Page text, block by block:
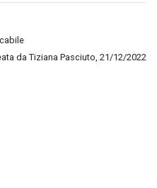
da Tiziana Pasciuto, 21/12/2022